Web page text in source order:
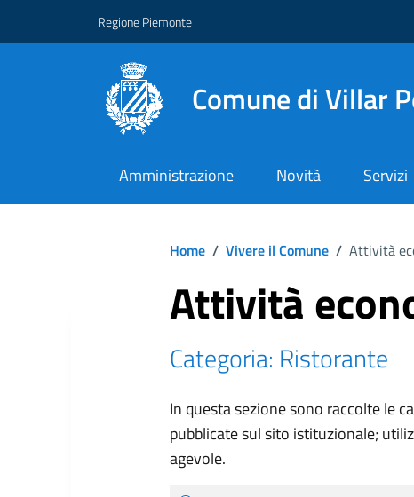
Regione Piemonte
Comune di Villar
Amministrazione Novità Servizi
Home / Vivere il Comune / Attività
Attività
Categoria: Ristorante
In questa sezione sono raccolte le
pubblicate sul sito istituzionale;
agevole.